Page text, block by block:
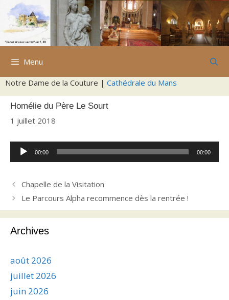
Aller
contenu
Menu
Notre Dame de la Couture | Cathédrale du Mans
Homélie du Père Le Sourt
1 juillet 2018
Lecteur
audio
00:00 00:00
Chapelle de la Visitation
Le Parcours Alpha recommence dès la rentrée !
Archives
août 2026
juillet 2026
juin 2026